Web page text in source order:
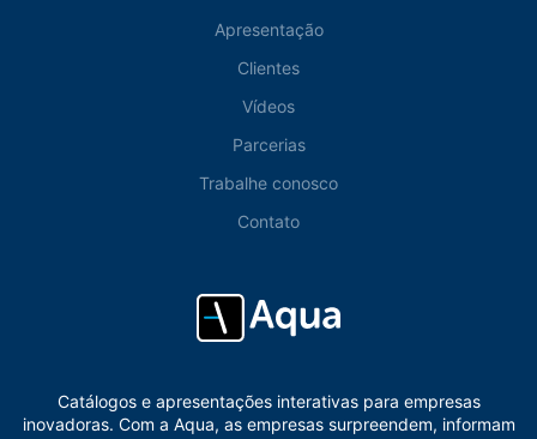
Apresentação
Clientes
Vídeos
Parcerias
Trabalhe conosco
Contato
Catálogos e apresentações interativas para empresas
inovadoras. Com a Aqua, as empresas surpreendem, informam